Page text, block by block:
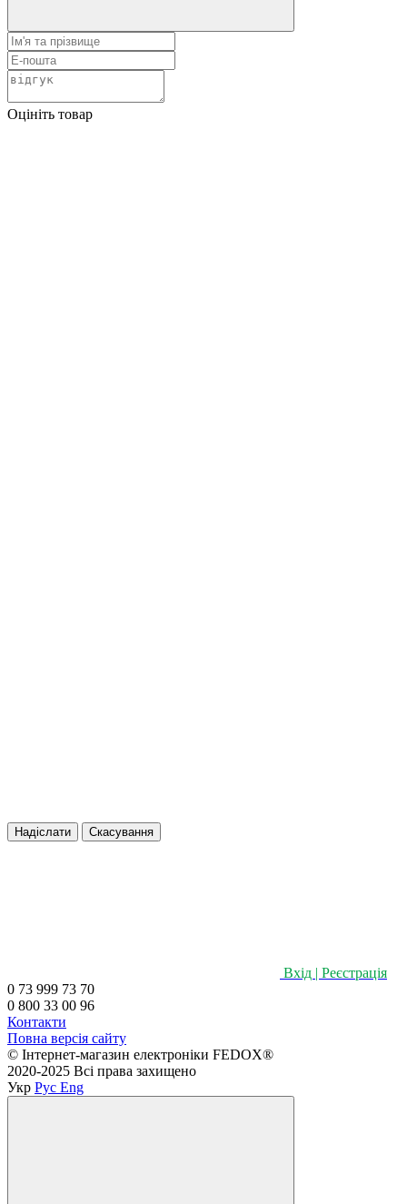
Оцініть товар
Надіслати Скасування
Вхід | Реєстрація
0 73 999 73 70
0 800 33 00 96
Контакти
Повна версія сайту
©️ Інтернет-магазин електроніки FEDOX®
2020-2025 Всі права захищено
Укр Рус Eng